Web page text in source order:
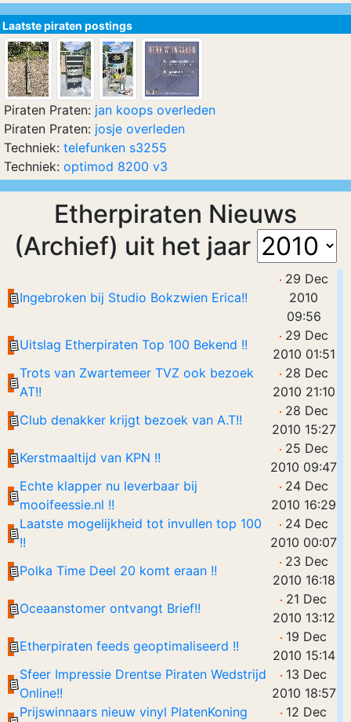
Etherpiraten Nieuws
(Archief) uit het jaar
Ingebroken bij Studio Bokzwien Erica!!
29 Dec
2010
09:56
Uitslag Etherpiraten Top 100 Bekend !!
29 Dec
2010 01:51
Trots van Zwartemeer TVZ ook bezoek
AT!!
28 Dec
2010 21:10
Club denakker krijgt bezoek van A.T!!
28 Dec
2010 15:27
Kerstmaaltijd van KPN !!
25 Dec
2010 09:47
Echte klapper nu leverbaar bij
mooifeessie.nl !!
24 Dec
2010 16:29
Laatste mogelijkheid tot invullen top 100
!!
24 Dec
2010 00:07
Polka Time Deel 20 komt eraan !!
23 Dec
2010 16:18
Oceaanstomer ontvangt Brief!!
21 Dec
2010 13:12
Etherpiraten feeds geoptimaliseerd !!
19 Dec
2010 15:14
Sfeer Impressie Drentse Piraten Wedstrijd
Online!!
13 Dec
2010 18:57
Prijswinnaars nieuw vinyl PlatenKoning
12 Dec
Laatste piraten postings
Piraten Praten: jan koops overleden
Piraten Praten: josje overleden
Techniek: telefunken s3255
Techniek: optimod 8200 v3